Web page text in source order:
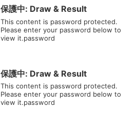
保護中: Draw & Result
This content is password protected.
Please enter your password below to
view it.password
保護中: Draw & Result
This content is password protected.
Please enter your password below to
view it.password